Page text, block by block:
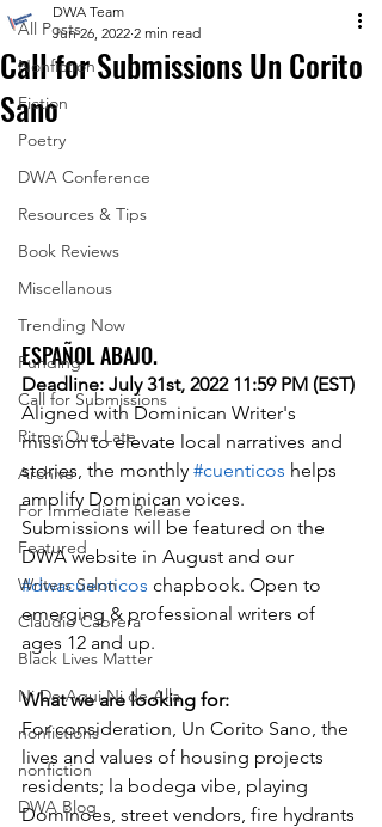
All Posts
Nonfiction
Fiction
Poetry
DWA Conference
Resources & Tips
Book Reviews
Miscellanous
Trending Now
Funding
Call for Submissions
Ritmo Que Late
Archive
For Immediate Release
Featured
Writers Salon
Claudio Cabrera
Black Lives Matter
Ni De Aqui Ni de Alla
nonfictions
nonfiction
DWA Blog
Call for Submissions Un Corito
Sano
DWA Team
Jun 26, 2022 2 min read
ESPAÑOL ABAJO.
Deadline: July 31st, 2022 11:59 PM (EST)
Aligned with Dominican Writer's
mission to elevate local narratives and
stories, the monthly #cuenticos helps
amplify Dominican voices.
Submissions will be featured on the
DWA website in August and our
#dwacuenticos chapbook. Open to
emerging & professional writers of
ages 12 and up.
What we are looking for:
For consideration, Un Corito Sano, the
lives and values of housing projects
residents; la bodega vibe, playing
Dominoes, street vendors, fire hydrants